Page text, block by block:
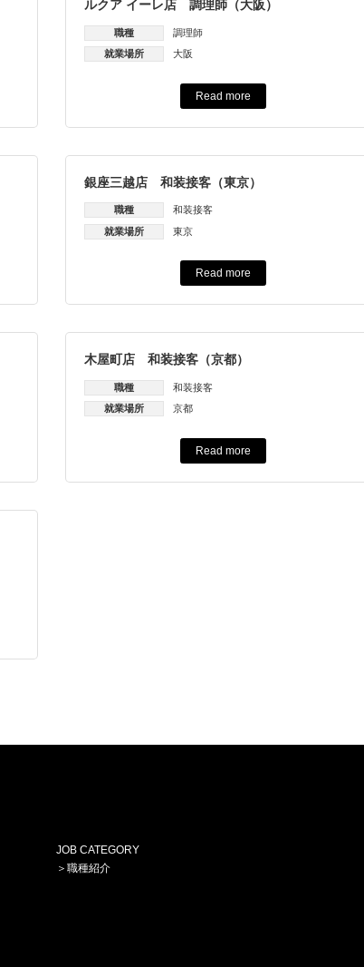
ルクア イーレ店 調理師（大阪）
職種
調理師
就業場所
大阪
Read more
銀座三越店 和装接客（東京）
職種
和装接客
就業場所
東京
Read more
木屋町店 和装接客（京都）
職種
和装接客
就業場所
京都
Read more
JOB CATEGORY
＞ 職種紹介